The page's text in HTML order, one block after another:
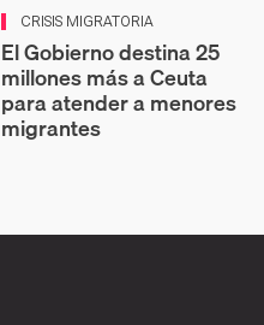
CRISIS MIGRATORIA
El Gobierno destina 25
millones más a Ceuta
para atender a menores
migrantes